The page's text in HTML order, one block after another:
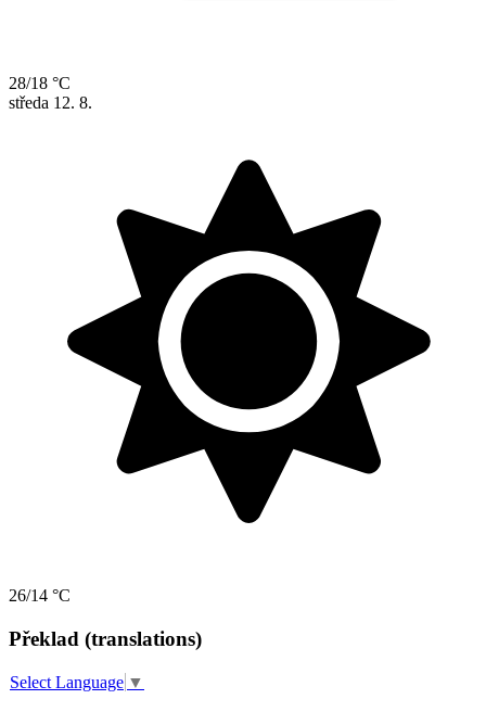
28/18 °C
středa 12. 8.
26/14 °C
Překlad (translations)
Select Language ▼